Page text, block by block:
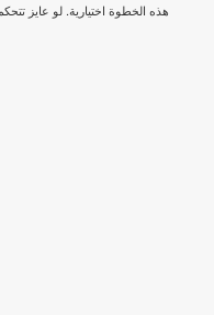
هذه الخطوة اختيارية. لو عايز